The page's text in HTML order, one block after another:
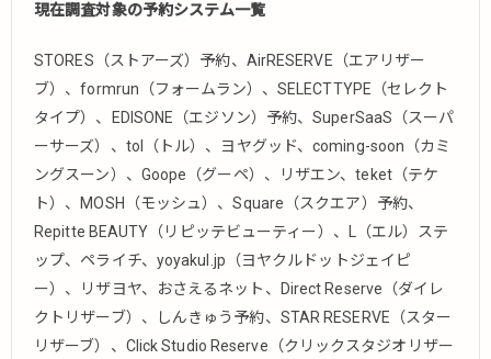
現在調査対象の予約システム一覧
STORES（ストアーズ）予約、AirRESERVE（エアリザー
ブ）、formrun（フォームラン）、SELECTTYPE（セレクト
タイプ）、EDISONE（エジソン）予約、SuperSaaS（スーパ
ーサーズ）、tol（トル）、ヨヤグッド、coming-soon（カミ
ングスーン）、Goope（グーペ）、リザエン、teket（テケ
ト）、MOSH（モッシュ）、Square（スクエア）予約、
Repitte BEAUTY（リピッテビューティー）、L（エル）ステ
ップ、ペライチ、yoyakul.jp（ヨヤクルドットジェイピ
ー）、リザヨヤ、おさえるネット、Direct Reserve（ダイレ
クトリザーブ）、しんきゅう予約、STAR RESERVE（スター
リザーブ）、Click Studio Reserve（クリックスタジオリザー